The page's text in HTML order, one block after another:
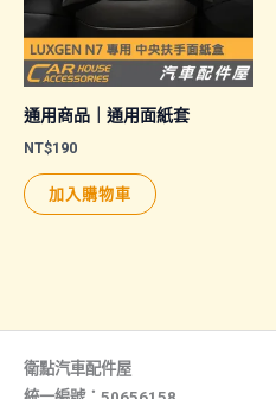
通用商品｜通用面紙套
NT$190
加入購物車
衛點汽車配件屋